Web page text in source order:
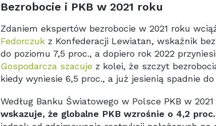
Bezrobocie i PKB w 2021 roku
Zdaniem ekspertów bezrobocie w 2021 roku
Fedorczuk z Konfederacji Lewiatan, wskaźnik
do poziomu 7,5 proc., a dopiero rok 2022
Gospodarcza szacuje z kolei, że szczyt
kiedy wyniesie 6,5 proc., a już jesienią spadnie
Według Banku Światowego w Polsce PKB w
wskazuje, że globalne PKB wzrośnie o 4,2 proc.